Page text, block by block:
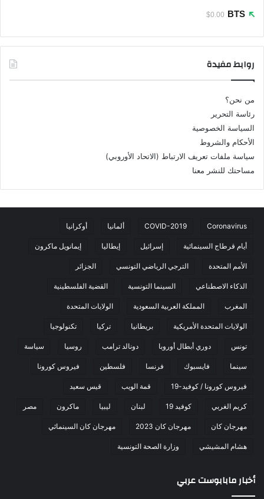
BTS
$0.00
روابط مفيدة
من نحن؟
رئاسة التحرير
السياسة الخصوصية
الأحكام والشروط
سياسة ملفات تعريف الارتباط (الاتحاد الأوروبي)
مساحتك للنشر معنا
Coronavirus
COVID-2019 ألمانيا أوكرانيا
أيام قرطاج السينمائية إسرائيل إيطاليا إيمانويل ماكرون
الأمم المتحدة الترجي الرياضي التونسي الجزائر
الذكاء الاصطناعي السينما التونسية القضية الفلسطينية
المغرب المملكة العربية السعودية الولايات المتحدة
الولايات المتحدة الأمريكية بريطانيا تركيا تكنولوجيا
تونس دوري أبطال أوروبا دونالد ترامب روسيا سياسة
سينما فايسبوك فرنسا فلسطين فيروس كورونا
فيروس كورونا / كوفيد-19 قمة الويب قيس سعيد
كريم الغربي كوفيد 19 لبنان ليبيا ماكرون مصر
مهرجان كان مهرجان كان 2023 مهرجان كان السينمائي
هشام المشيشي وزارة الصحة التونسية
أخبار مابابوست عربي